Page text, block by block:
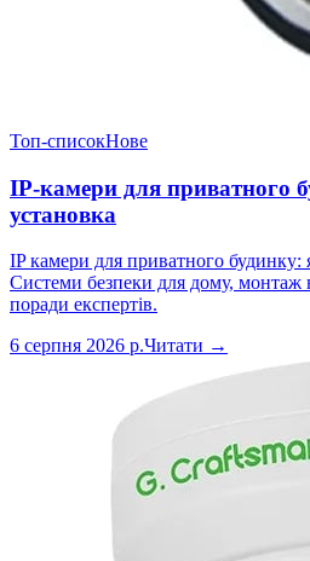
Топ-списокНове
IP-камери для приватного
установка
IP камери для приватного будинку:
Системи безпеки для дому, монтаж
поради експертів.
6 серпня 2026 р.Читати →